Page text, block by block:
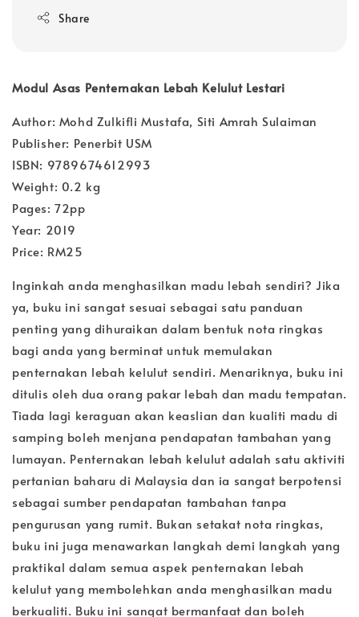
Share
Modul Asas Penternakan Lebah Kelulut Lestari
Author: Mohd Zulkifli Mustafa, Siti Amrah Sulaiman
Publisher: Penerbit USM
ISBN: 9789674612993
Weight: 0.2 kg
Pages: 72pp
Year: 2019
Price: RM25
Inginkah anda menghasilkan madu lebah sendiri? Jika
ya, buku ini sangat sesuai sebagai satu panduan
penting yang dihuraikan dalam bentuk nota ringkas
bagi anda yang berminat untuk memulakan
penternakan lebah kelulut sendiri. Menariknya, buku ini
ditulis oleh dua orang pakar lebah dan madu tempatan.
Tiada lagi keraguan akan keaslian dan kualiti madu di
samping boleh menjana pendapatan tambahan yang
lumayan. Penternakan lebah kelulut adalah satu aktiviti
pertanian baharu di Malaysia dan ia sangat berpotensi
sebagai sumber pendapatan tambahan tanpa
pengurusan yang rumit. Bukan setakat nota ringkas,
buku ini juga menawarkan langkah demi langkah yang
praktikal dalam semua aspek penternakan lebah
kelulut yang membolehkan anda menghasilkan madu
berkualiti. Buku ini sangat bermanfaat dan boleh